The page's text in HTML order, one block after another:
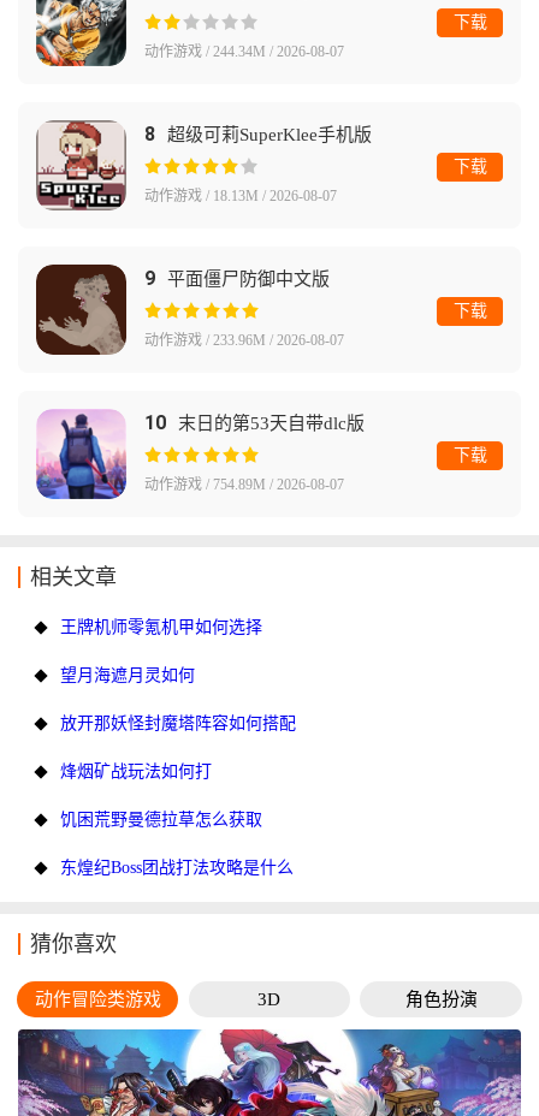
动作游戏 / 244.34M / 2026-08-07
下载
8 超级可莉SuperKlee手机版
动作游戏 / 18.13M / 2026-08-07
下载
9 平面僵尸防御中文版
动作游戏 / 233.96M / 2026-08-07
下载
10 末日的第53天自带dlc版
动作游戏 / 754.89M / 2026-08-07
下载
相关文章
王牌机师零氪机甲如何选择
望月海遮月灵如何
放开那妖怪封魔塔阵容如何搭配
烽烟矿战玩法如何打
饥困荒野曼德拉草怎么获取
东煌纪Boss团战打法攻略是什么
猜你喜欢
动作冒险类游戏 3D 角色扮演